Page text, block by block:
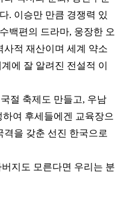
. 이승만 만큼 경쟁력 있
백편의 드라마, 웅장한 오
적 재산이며 세계 약소
에 잘 알려진 전설적 이
절 축제도 만들고, 우남
여 후세들에겐 교육장으
격을 갖춘 선진 한국으로
지도 모른다면 우리는 분